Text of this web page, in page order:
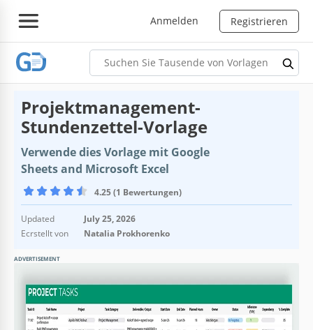
Anmelden Registrieren
Projektmanagement-
Stundenzettel-Vorlage
Verwende dies Vorlage mit Google
Sheets and Microsoft Excel
4.25 (1 Bewertungen)
Updated
July 25, 2026
Ecrstellt von
Natalia Prokhorenko
ADVERTISEMENT